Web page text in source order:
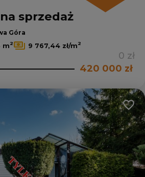
sprzedaż
Góra
m2 9 767,44 zł/m2
0 zł
420 000 zł